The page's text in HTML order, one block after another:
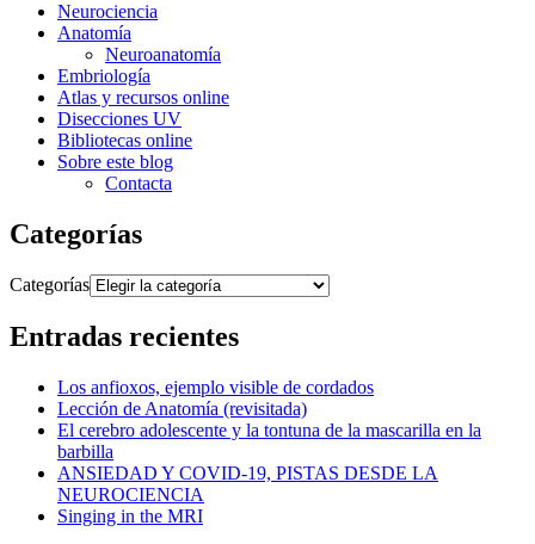
Neurociencia
Anatomía
Neuroanatomía
Embriología
Atlas y recursos online
Disecciones UV
Bibliotecas online
Sobre este blog
Contacta
Categorías
Categorías
Entradas recientes
Los anfioxos, ejemplo visible de cordados
Lección de Anatomía (revisitada)
El cerebro adolescente y la tontuna de la mascarilla en la
barbilla
ANSIEDAD Y COVID-19, PISTAS DESDE LA
NEUROCIENCIA
Singing in the MRI